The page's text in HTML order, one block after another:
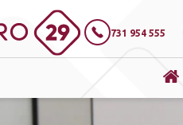
731 954 555